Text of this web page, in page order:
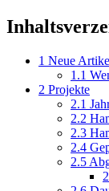
1 Neue
1.1
2 Projekte
2.1
2.2
2.3
2.4
2.5